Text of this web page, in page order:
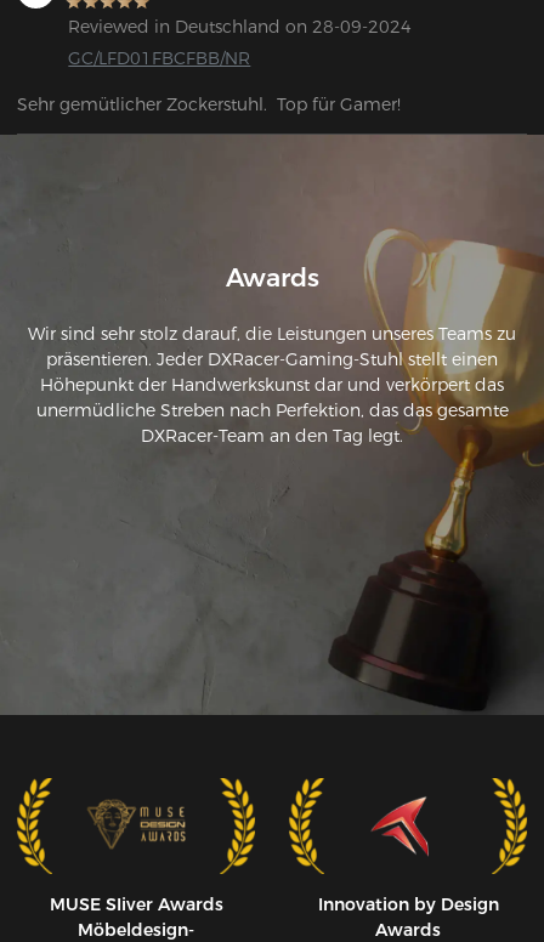
Reviewed in Deutschland on 28-09-2024
GC/LFD01FBCFBB/NR
Sehr gemütlicher Zockerstuhl.  Top für Gamer!
Awards
Wir sind sehr stolz darauf, die Leistungen unseres Teams zu
präsentieren. Jeder DXRacer-Gaming-Stuhl stellt einen
Höhepunkt der Handwerkskunst dar und verkörpert das
unermüdliche Streben nach Perfektion, das das gesamte
DXRacer-Team an den Tag legt.
MUSE SIiver Awards
Möbeldesign-
Innovation by Design
Awards